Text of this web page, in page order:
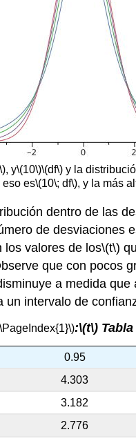
, y\(10\)\(df\) y la
eso es\(10\; df\), y la más
dentro de las
de desviaciones
los valores de los\(t\)
que con pocos
a medida
un intervalo de
:\(t\) Tabla
0.95
4.303
3.182
2.776